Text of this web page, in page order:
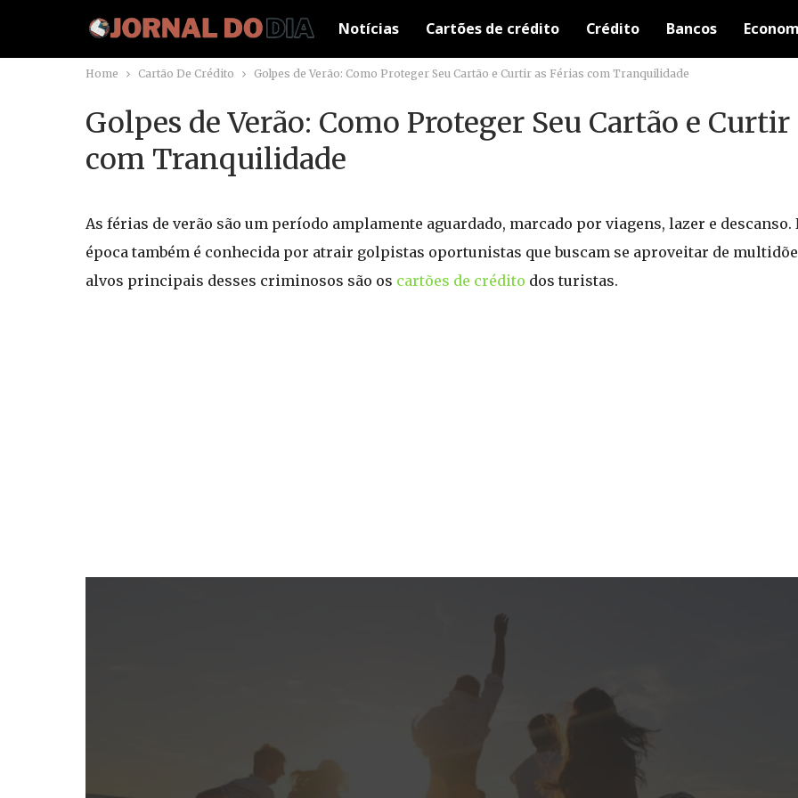
Notícias Cartões de crédito Crédito Bancos
Home Cartão De Crédito Golpes de Verão: Como Proteger Seu Cartão e Curtir as Férias com Tranquilidade
Golpes de Verão: Como Proteger Seu Cartão e Curtir
com Tranquilidade
As férias de verão são um período amplamente aguardado, marcado por viagens, lazer e descanso.
época também é conhecida por atrair golpistas oportunistas que buscam se aproveitar de
alvos principais desses criminosos são os cartões de crédito dos turistas.